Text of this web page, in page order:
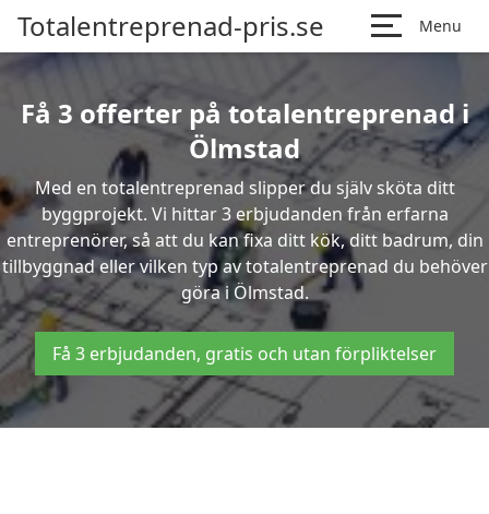
Totalentreprenad-pris.se Menu
Få 3 offerter på totalentreprenad i
Ölmstad
Med en totalentreprenad slipper du själv sköta ditt
byggprojekt. Vi hittar 3 erbjudanden från erfarna
entreprenörer, så att du kan fixa ditt kök, ditt badrum, din
tillbyggnad eller vilken typ av totalentreprenad du behöver
göra i Ölmstad.
Få 3 erbjudanden, gratis och utan förpliktelser